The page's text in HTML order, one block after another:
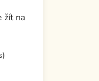
žít na